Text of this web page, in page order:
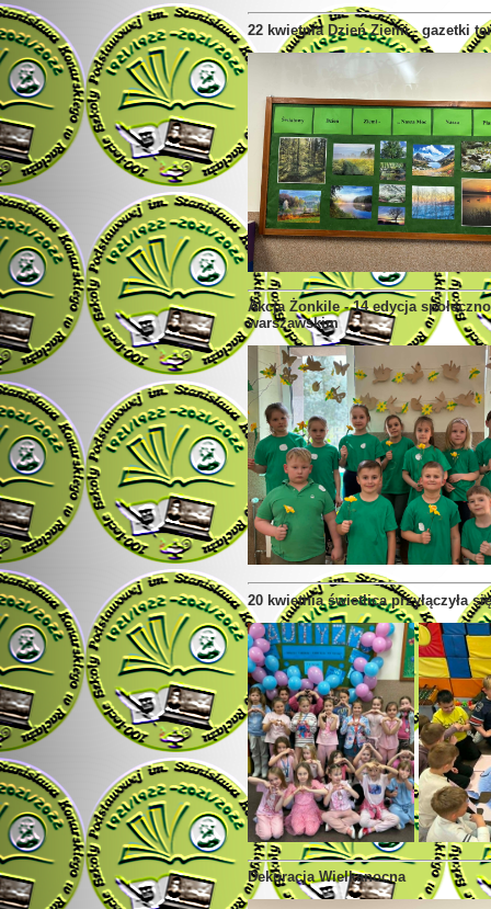
22 kwietnia Dzień Ziemi - gazetki
Akcja Żonkile - 14 edycja
warszawskim
20 kwietnia świetlica przyłączyła
Dekoracja Wielkanocna